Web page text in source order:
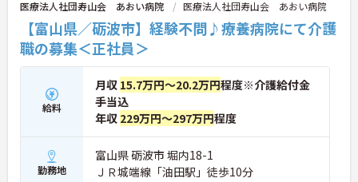
医療法人社団寿山会 あおい病院 医療法人社団寿山会 あおい病院
【富山県／砺波市】経験不問♪療養病院にて介護
職の募集＜正社員＞
給料
月収 15.7万円～20.2万円程度※介護給付金
手当込
年収 229万円～297万円程度
勤務地
富山県 砺波市 堀内18-1
ＪＲ城端線「油田駅」徒歩10分